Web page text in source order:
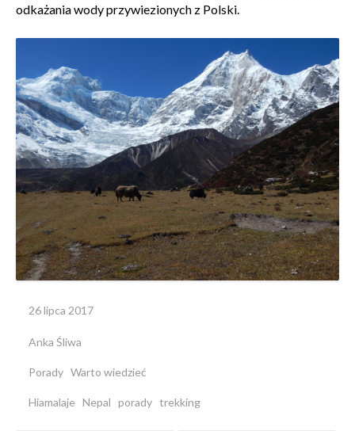
odkażania wody przywiezionych z Polski.
26 lipca 2017
Anka Śliwa
Porady Warto wiedzieć
Hiamalaje Nepal porady trekking